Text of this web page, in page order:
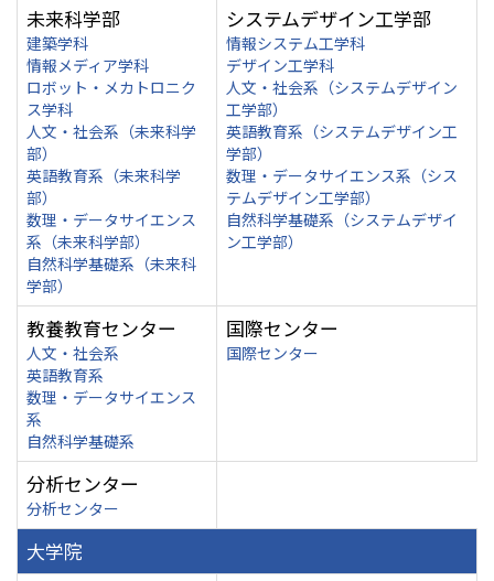
未来科学部
建築学科
情報メディア学科
ロボット・メカトロニク
ス学科
人文・社会系（未来科学
部）
英語教育系（未来科学
部）
数理・データサイエンス
系（未来科学部）
自然科学基礎系（未来科
学部）
システムデザイン工学部
情報システム工学科
デザイン工学科
人文・社会系（システムデザイン
工学部）
英語教育系（システムデザイン工
学部）
数理・データサイエンス系（シス
テムデザイン工学部）
自然科学基礎系（システムデザイ
ン工学部）
教養教育センター
人文・社会系
英語教育系
数理・データサイエンス
系
自然科学基礎系
国際センター
国際センター
分析センター
分析センター
大学院